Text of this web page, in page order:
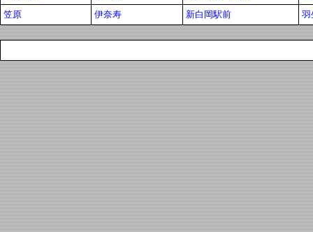
笠原
伊奈寿 新白岡駅前 羽